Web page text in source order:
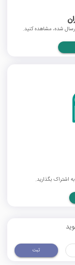
شده، مشاهده کنید.
اشتراک بگذارید.
ثبت